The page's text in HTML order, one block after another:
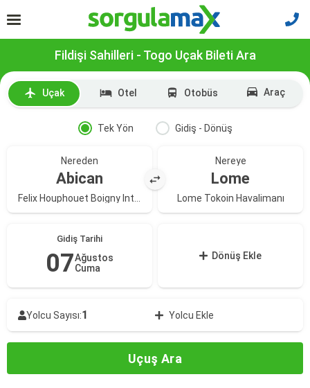
Fildişi Sahilleri - Togo Uçak Bileti Ara
Uçak Otel Otobüs Araç
Tek Yön Gidiş - Dönüş
Nereden
Abican
Nereye
Lome
Lome Tokoin Havalimanı
Gidiş Tarihi
07Ağustos
Cuma
Dönüş Ekle
Yolcu Sayısı:1 Yolcu Ekle
Uçuş Ara